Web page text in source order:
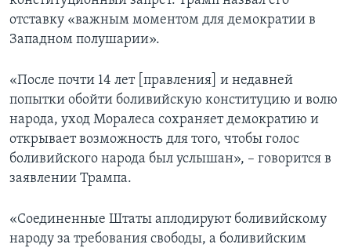
отставку «важным моментом для демократии в
Западном полушарии».
«После почти 14 лет [правления] и недавней
попытки обойти боливийскую конституцию и волю
народа, уход Моралеса сохраняет демократию и
открывает возможность для того, чтобы голос
боливийского народа был услышан», – говорится в
заявлении Трампа.
«Соединенные Штаты аплодируют боливийскому
народу за требования свободы, а боливийским